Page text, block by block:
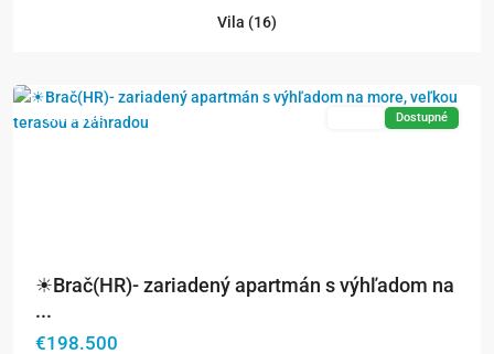
Vila (16)
Exkluzívne Dostupné
☀Brač(HR)- zariadený apartmán s výhľadom na
...
€198.500